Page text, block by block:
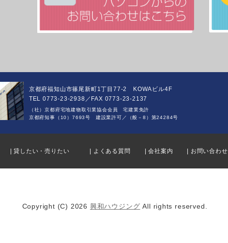
京都府福知山市篠尾新町1丁目77-2 KOWAビル4F
TEL 0773-23-2938／FAX 0773-23-2137
（社）京都府宅地建物取引業協会会員 宅建業免許
京都府知事（10）7693号 建設業許可／（般－8）第24284号
| 貸したい・売りたい | よくある質問 | 会社案内 | お問い合わせ
Copyright (C) 2026 興和ハウジング All rights reserved.